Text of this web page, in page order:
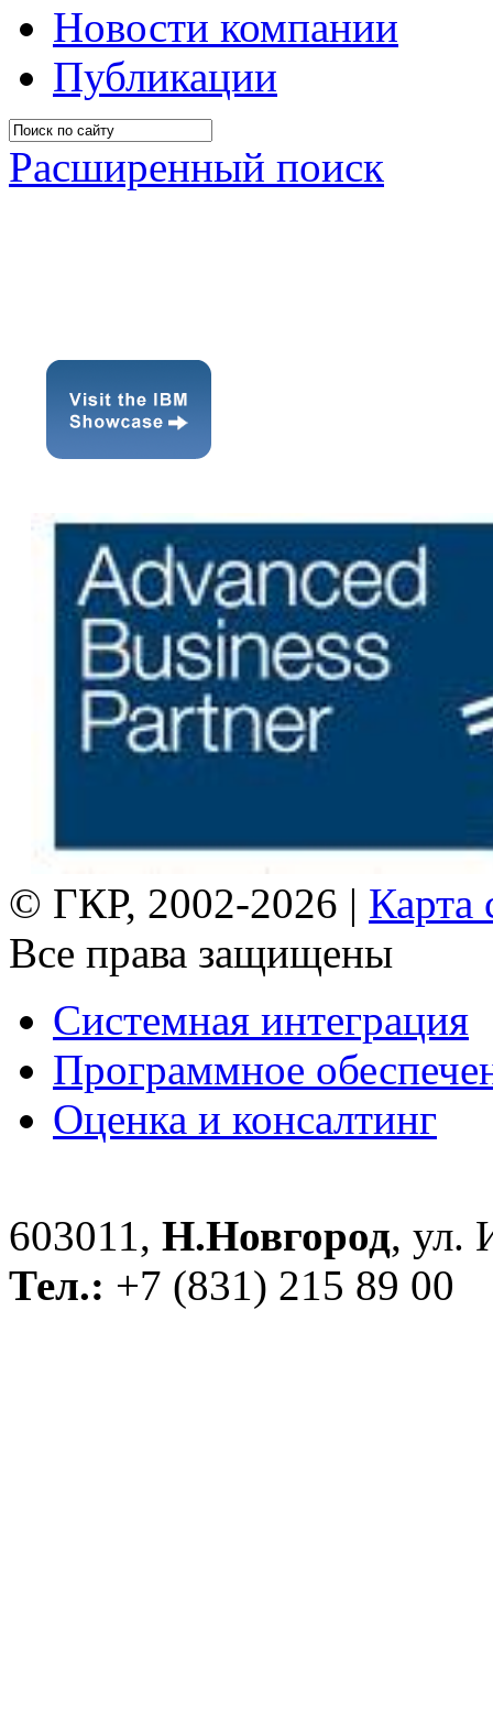
Новости компании
Публикации
Расширенный поиск
© ГКР, 2002-2026 | Карта
Все права защищены
Системная интеграция
Программное
Оценка и консалтинг
603011, Н.Новгород, ул.
Тел.: +7 (831) 215 89 00